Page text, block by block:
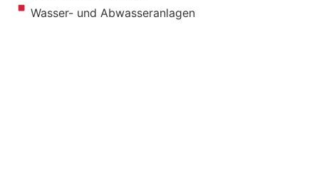
Wasser- und Abwasseranlagen